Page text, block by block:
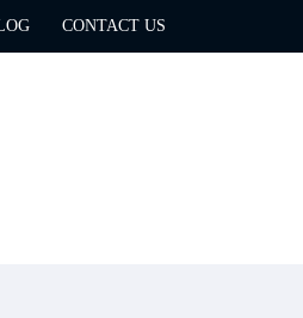
CONTACT US